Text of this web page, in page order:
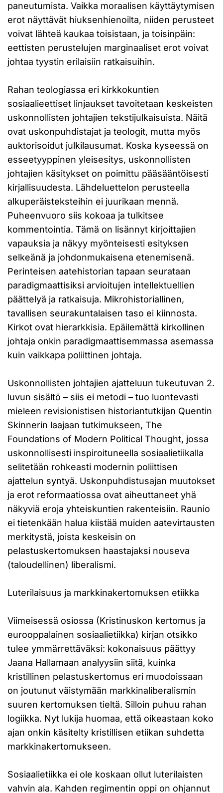
paneutumista. Vaikka moraalisen käyttäytymisen
erot näyttävät hiuksenhienoilta, niiden perusteet
voivat lähteä kaukaa toisistaan, ja toisinpäin:
eettisten perustelujen marginaaliset erot voivat
johtaa tyystin erilaisiin ratkaisuihin.
Rahan teologiassa eri kirkkokuntien
sosiaalieettiset linjaukset tavoitetaan keskeisten
uskonnollisten johtajien tekstijulkaisuista. Näitä
ovat uskonpuhdistajat ja teologit, mutta myös
auktorisoidut julkilausumat. Koska kyseessä on
esseetyyppinen yleisesitys, uskonnollisten
johtajien käsitykset on poimittu pääsääntöisesti
kirjallisuudesta. Lähdeluettelon perusteella
alkuperäisteksteihin ei juurikaan mennä.
Puheenvuoro siis kokoaa ja tulkitsee
kommentointia. Tämä on lisännyt kirjoittajien
vapauksia ja näkyy myönteisesti esityksen
selkeänä ja johdonmukaisena etenemisenä.
Perinteisen aatehistorian tapaan seurataan
paradigmaattisiksi arvioitujen intellektuellien
päättelyä ja ratkaisuja. Mikrohistoriallinen,
tavallisen seurakuntalaisen taso ei kiinnosta.
Kirkot ovat hierarkkisia. Epäilemättä kirkollinen
johtaja onkin paradigmaattisemmassa asemassa
kuin vaikkapa poliittinen johtaja.
Uskonnollisten johtajien ajatteluun tukeutuvan 2.
luvun sisältö – siis ei metodi – tuo luontevasti
mieleen revisionistisen historiantutkijan Quentin
Skinnerin laajaan tutkimukseen, The
Foundations of Modern Political Thought, jossa
uskonnollisesti inspiroituneella sosiaalietiikalla
selitetään rohkeasti modernin poliittisen
ajattelun syntyä. Uskonpuhdistusajan muutokset
ja erot reformaatiossa ovat aiheuttaneet yhä
näkyviä eroja yhteiskuntien rakenteisiin. Raunio
ei tietenkään halua kiistää muiden aatevirtausten
merkitystä, joista keskeisin on
pelastuskertomuksen haastajaksi nouseva
(taloudellinen) liberalismi.
Luterilaisuus ja markkinakertomuksen etiikka
Viimeisessä osiossa (Kristinuskon kertomus ja
eurooppalainen sosiaalietiikka) kirjan otsikko
tulee ymmärrettäväksi: kokonaisuus päättyy
Jaana Hallamaan analyysiin siitä, kuinka
kristillinen pelastuskertomus eri muodoissaan
on joutunut väistymään markkinaliberalismin
suuren kertomuksen tieltä. Silloin puhuu rahan
logiikka. Nyt lukija huomaa, että oikeastaan koko
ajan onkin käsitelty kristillisen etiikan suhdetta
markkinakertomukseen.
Sosiaalietiikka ei ole koskaan ollut luterilaisten
vahvin ala. Kahden regimentin oppi on ohjannut